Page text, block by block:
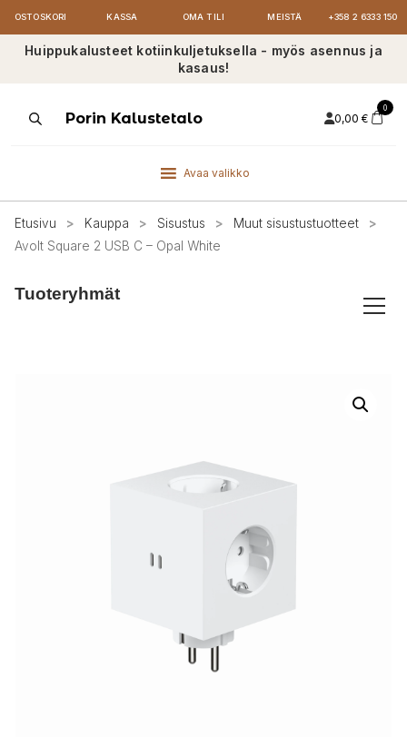
OSTOSKORI KASSA OMA TILI MEISTÄ +358 2 6333 150
Huippukalusteet kotiinkuljetuksella - myös asennus ja
kasaus!
ProductsPorin Kalustetalo 0,00 €
0
Avaa valikko
Etusivu > Kauppa > Sisustus > Muut sisustustuotteet
>
Avolt Square 2 USB C – Opal White
Tuoteryhmät